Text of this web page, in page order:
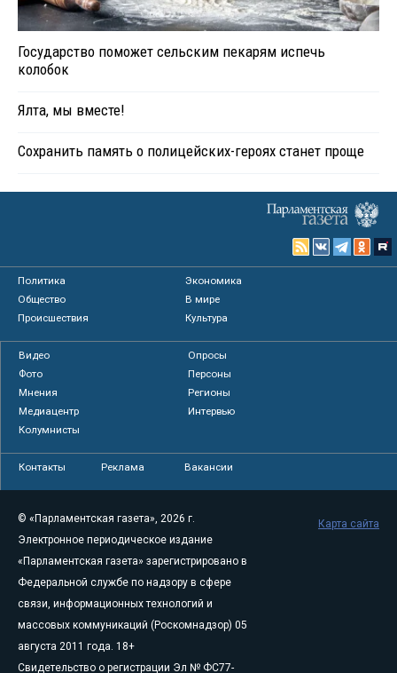
Государство поможет сельским пекарям испечь
колобок
Ялта, мы вместе!
Сохранить память о полицейских-героях станет проще
Политика
Экономика
Общество
В мире
Происшествия
Культура
Видео
Опросы
Фото
Персоны
Мнения
Регионы
Медиацентр
Интервью
Колумнисты
Контакты Реклама Вакансии
© «Парламентская газета», 2026 г.
Электронное периодическое издание
«Парламентская газета» зарегистрировано в
Федеральной службе по надзору в сфере
связи, информационных технологий и
массовых коммуникаций (Роскомнадзор) 05
августа 2011 года. 18+
Свидетельство о регистрации Эл № ФС77-
Карта сайта